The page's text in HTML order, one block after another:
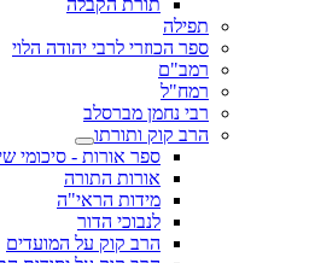
תורת הקבלה
תפילה
ספר הכוזרי לרבי יהודה הלוי
רמב"ם
רמח"ל
רבי נחמן מברסלב
הרב קוק ותורתו
ספר אורות - סיכומי
אורות התורה
מידות הראי"ה
לנבוכי הדור
הרב קוק על המועדים